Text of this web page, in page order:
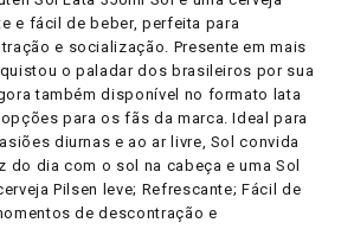
e fácil de beber, perfeita para
e socialização. Presente em mais
o paladar dos brasileiros por sua
também disponível no formato lata
para os fãs da marca. Ideal para
diurnas e ao ar livre, Sol convida
do dia com o sol na cabeça e uma Sol
Pilsen leve; Refrescante; Fácil de
de descontração e